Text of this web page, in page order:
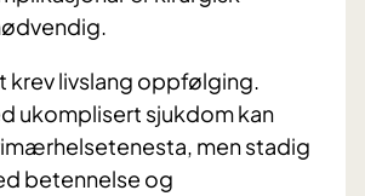
krev livslang oppfølging.
ukomplisert sjukdom kan
men stadig
betennelse og